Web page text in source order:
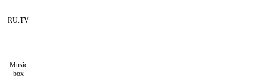
RU.TV
Music
box